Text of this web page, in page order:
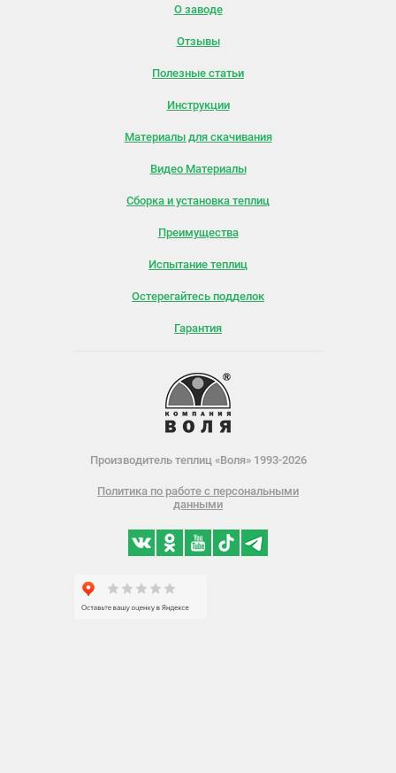
О заводе
Отзывы
Полезные статьи
Инструкции
Материалы для скачивания
Видео Материалы
Сборка и установка теплиц
Преимущества
Испытание теплиц
Остерегайтесь подделок
Гарантия
Производитель теплиц «Воля» 1993-2026
Политика по работе с персональными
данными